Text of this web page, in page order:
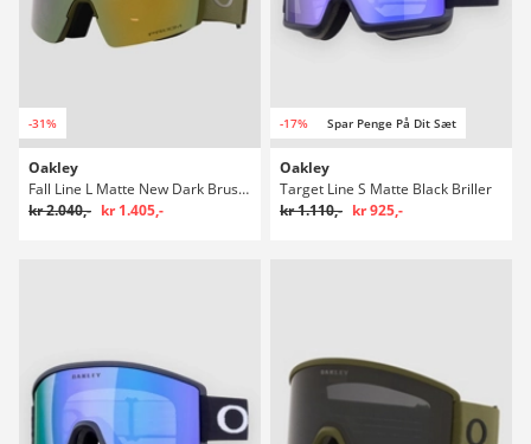
-31%
Oakley
Fall Line L Matte New Dark Brush Briller
kr 2.040,- kr 1.405,-
-17% Spar Penge På Dit Sæt
Oakley
Target Line S Matte Black Briller
kr 1.110,- kr 925,-